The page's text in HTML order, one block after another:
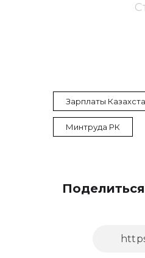
Зарплаты
Минтруда РК